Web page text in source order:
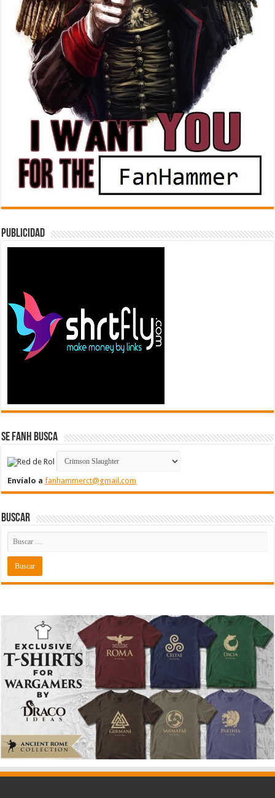
Publicidad
Se FanH Busca
Envíalo afanhammerct@gmail.com
Buscar